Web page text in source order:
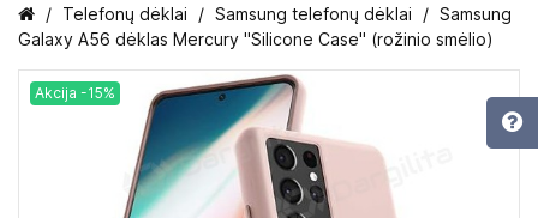
Telefonų dėklai Samsung telefonų dėklai
Samsung
Galaxy A56 dėklas Mercury "Silicone Case" (rožinio smėlio)
Akcija -15%